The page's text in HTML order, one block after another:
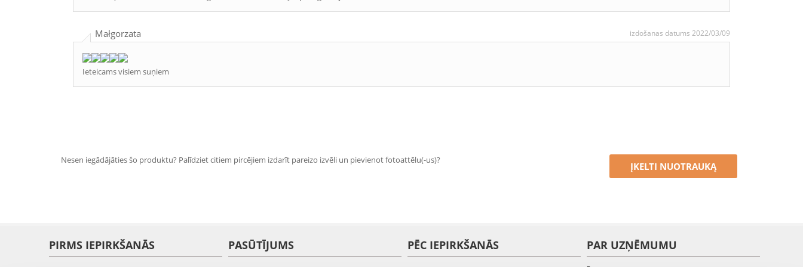
Małgorzata izdošanas datums 2022/03/09
Ieteicams visiem suņiem
Nesen iegādājāties šo produktu? Palīdziet citiem pircējiem izdarīt pareizo izvēli un pievienot fotoattēlu(-us)?
ĮKELTI NUOTRAUKĄ
PIRMS IEPIRKŠANĀS PASŪTĪJUMS PĒC IEPIRKŠANĀS PAR UZŅĒMUMU